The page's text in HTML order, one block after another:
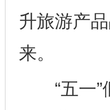
升旅游产
来。
“五一”